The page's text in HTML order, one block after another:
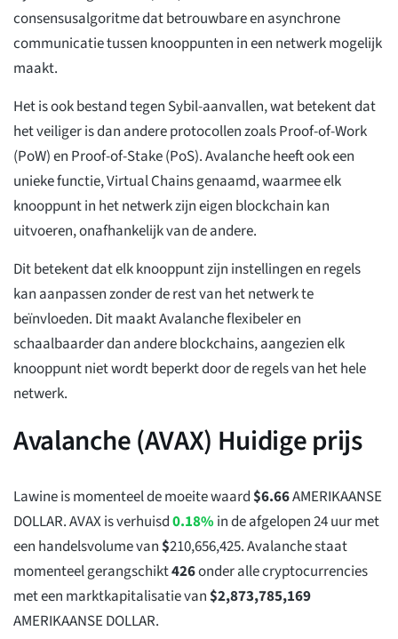
consensusalgoritme dat betrouwbare en asynchrone
communicatie tussen knooppunten in een netwerk mogelijk
maakt.
Het is ook bestand tegen Sybil-aanvallen, wat betekent dat
het veiliger is dan andere protocollen zoals Proof-of-Work
(PoW) en Proof-of-Stake (PoS). Avalanche heeft ook een
unieke functie, Virtual Chains genaamd, waarmee elk
knooppunt in het netwerk zijn eigen blockchain kan
uitvoeren, onafhankelijk van de andere.
Dit betekent dat elk knooppunt zijn instellingen en regels
kan aanpassen zonder de rest van het netwerk te
beïnvloeden. Dit maakt Avalanche flexibeler en
schaalbaarder dan andere blockchains, aangezien elk
knooppunt niet wordt beperkt door de regels van het hele
netwerk.
Avalanche (AVAX) Huidige prijs
Lawine is momenteel de moeite waard$6.66AMERIKAANSE
DOLLAR. AVAX is verhuisd0.18%in de afgelopen 24 uur met
een handelsvolume van$210,656,425. Avalanche staat
momenteel gerangschikt426onder alle cryptocurrencies
met een marktkapitalisatie van$2,873,785,169
AMERIKAANSE DOLLAR.